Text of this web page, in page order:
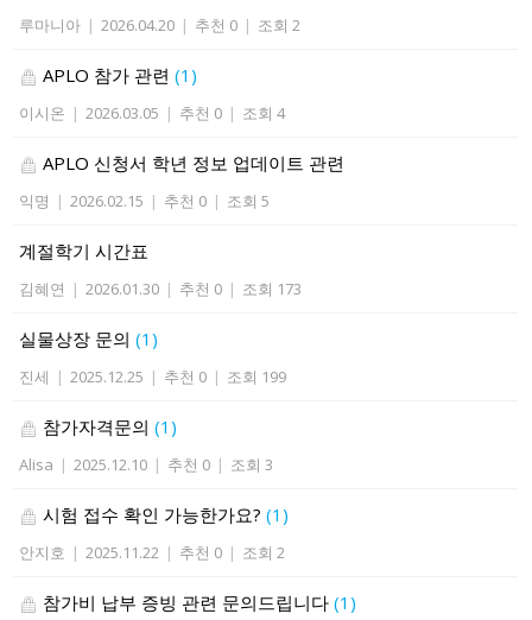
루마니아 | 2026.04.20 | 추천 0 | 조회 2
APLO 참가 관련(1)
이시온 | 2026.03.05 | 추천 0 | 조회 4
APLO 신청서 학년 정보 업데이트 관련
익명 | 2026.02.15 | 추천 0 | 조회 5
계절학기 시간표
김혜연 | 2026.01.30 | 추천 0 | 조회 173
실물상장 문의(1)
진세 | 2025.12.25 | 추천 0 | 조회 199
참가자격문의(1)
Alisa | 2025.12.10 | 추천 0 | 조회 3
시험 접수 확인 가능한가요?(1)
안지호 | 2025.11.22 | 추천 0 | 조회 2
참가비 납부 증빙 관련 문의드립니다(1)